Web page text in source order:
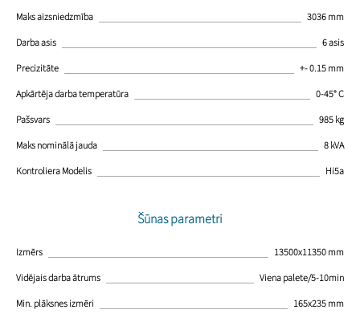
Maks aizsniedzmība
3036 mm
Darba asis
6 asis
Precizitāte
+- 0.15 mm
Apkārtēja darba temperatūra
0-45° C
Pašsvars
985 kg
Maks nominālā jauda
8 kVA
Kontroliera Modelis
Hi5a
Šūnas parametri
Izmērs
13500x11350 mm
Vidējais darba ātrums
Viena palete/5-10min
Min. plāksnes izmēri
165x235 mm